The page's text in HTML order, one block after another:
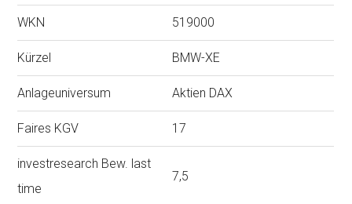
WKN 519000
Kürzel BMW-XE
Anlageuniversum Aktien DAX
Faires KGV 17
investresearch Bew. last
time
7,5